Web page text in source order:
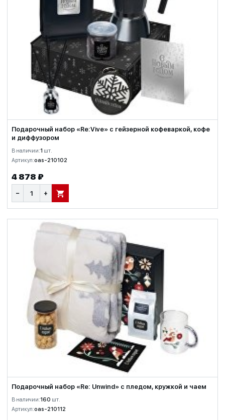
Подарочный набор «Re:Vive» с гейзерной кофеваркой, кофе
и диффузором
В наличии:1 шт.
Артикул:oas-210102
4 878 ₽
− + В КОРЗИНУ
Подарочный набор «Re: Unwind» с пледом, кружкой и чаем
В наличии:160 шт.
Артикул:oas-210112